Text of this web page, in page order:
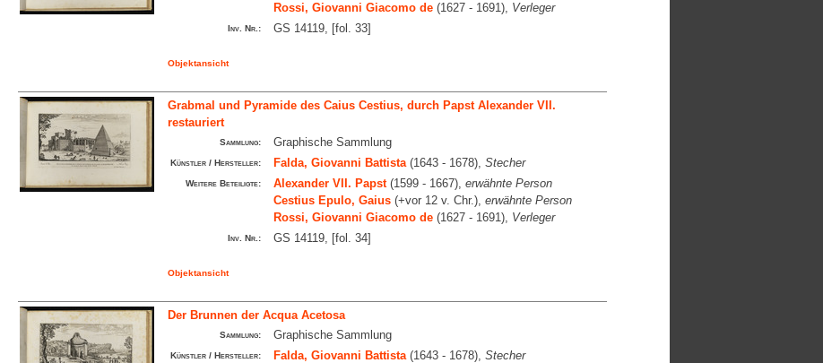
Rossi, Giovanni Giacomo de(1627 - 1691), Verleger
Inv. Nr.: GS 14119, [fol. 33]
Objektansicht
Grabmal und Pyramide des Caius Cestius, durch Papst Alexander VII.
restauriert
Sammlung: Graphische Sammlung
Künstler / Hersteller: Falda, Giovanni Battista(1643 - 1678), Stecher
Weitere Beteiligte: Alexander VII. Papst(1599 - 1667), erwähnte Person
Cestius Epulo, Gaius(+vor 12 v. Chr.), erwähnte Person
Rossi, Giovanni Giacomo de(1627 - 1691), Verleger
Inv. Nr.: GS 14119, [fol. 34]
Objektansicht
Der Brunnen der Acqua Acetosa
Sammlung: Graphische Sammlung
Künstler / Hersteller: Falda, Giovanni Battista(1643 - 1678), Stecher